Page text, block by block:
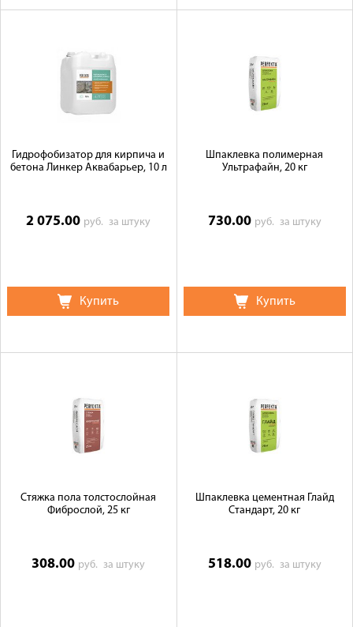
Гидрофобизатор для кирпича и
бетона Линкер Аквабарьер, 10 л
2 075.00 руб.за штуку
Купить
Шпаклевка полимерная
Ультрафайн, 20 кг
730.00 руб. за штуку
Купить
Стяжка пола толстослойная
Фиброслой, 25 кг
308.00 руб.за штуку
Шпаклевка цементная Глайд
Стандарт, 20 кг
518.00 руб. за штуку